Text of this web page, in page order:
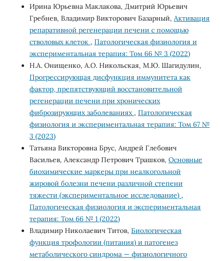
Ирина Юрьевна Маклакова, Дмитрий Юрьевич
Гребнев, Владимир Викторович Базарный, Активация
репаративной регенерации печени с помощью
стволовых клеток , Патологическая физиология и
экспериментальная терапия: Том 66 № 3 (2022)
Н.А. Онищенко, А.О. Никольская, М.Ю. Шагидулин,
Прогрессирующая дисфункция иммунитета как
фактор, препятствующий восстановительной
регенерации печени при хронических
фиброзирующих заболеваниях , Патологическая
физиология и экспериментальная терапия: Том 67 №
3 (2023)
Татьяна Викторовна Брус, Андрей Глебович
Васильев, Александр Петрович Трашков, Основные
биохимические маркеры при неалкогольной
жировой болезни печени различной степени
тяжести (экспериментальное исследование) ,
Патологическая физиология и экспериментальная
терапия: Том 66 № 1 (2022)
Владимир Николаевич Титов, Биологическая
функция трофологии (питания) и патогенез
метаболического синдрома — физиологичного